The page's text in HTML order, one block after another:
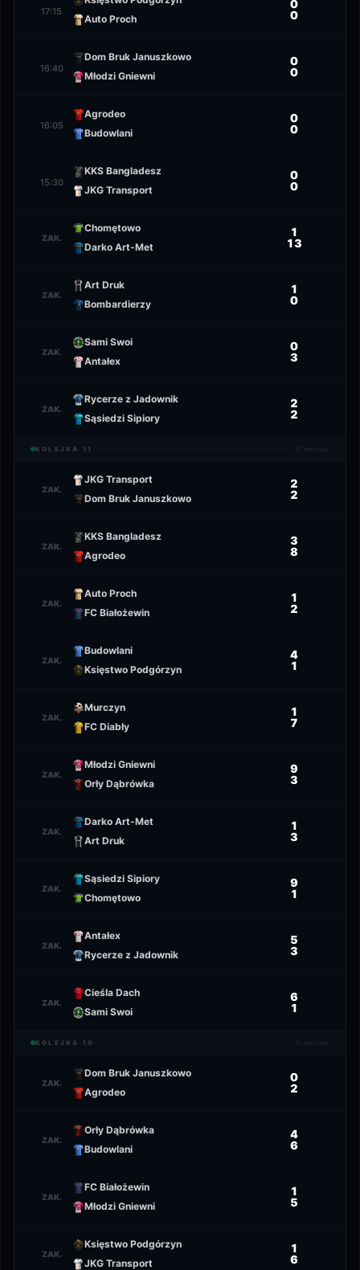
17:15
Auto Proch
0
0
16:40
Dom Bruk Januszkowo
Młodzi Gniewni
0
0
16:05
Agrodeo
Budowlani
0
0
15:30
KKS Bangladesz
JKG Transport
0
0
ZAK.
Chomętowo
Darko Art-Met
1
13
ZAK.
Art Druk
Bombardierzy
1
0
ZAK.
Sami Swoi
Antałex
0
3
ZAK.
Rycerze z Jadownik
Sąsiedzi Sipiory
2
2
KOLEJKA 11 meczów
ZAK.
JKG Transport
Dom Bruk Januszkowo
2
2
ZAK.
KKS Bangladesz
Agrodeo
3
8
ZAK.
Auto Proch
FC Białożewin
1
2
ZAK.
Budowlani
Księstwo Podgórzyn
4
1
ZAK.
Murczyn
FC Diabły
1
7
ZAK.
Młodzi Gniewni
Orły Dąbrówka
9
3
ZAK.
Darko Art-Met
Art Druk
1
3
ZAK.
Sąsiedzi Sipiory
Chomętowo
9
1
ZAK.
Antałex
Rycerze z Jadownik
5
3
ZAK.
Cieśla Dach
Sami Swoi
6
1
KOLEJKA 10 meczów
ZAK.
Dom Bruk Januszkowo
Agrodeo
0
2
ZAK.
Orły Dąbrówka
Budowlani
4
6
ZAK.
FC Białożewin
Młodzi Gniewni
1
5
ZAK.
Księstwo Podgórzyn
JKG Transport
1
6